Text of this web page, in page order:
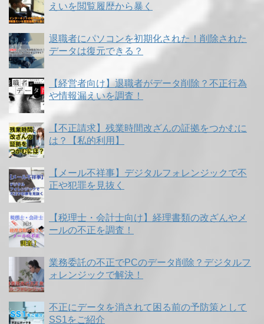
えいを閲覧履歴から暴く
退職者にパソコンを初期化された！削除された
データは復元できる？
【経営者向け】退職者がデータ削除？不正行為
や情報漏えいを調査！
【不正請求】残業時間改ざんの証拠をつかむに
は？【私的利用】
【メール不祥事】デジタルフォレンジックで不
正や犯罪を見抜く
【税理士・会計士向け】経理書類の改ざんやメ
ールの不正を調査！
業務委託の不正でPCのデータ削除？デジタルフ
ォレンジックで解決！
不正にデータを消されて困る前の予防策として
SS1をご紹介